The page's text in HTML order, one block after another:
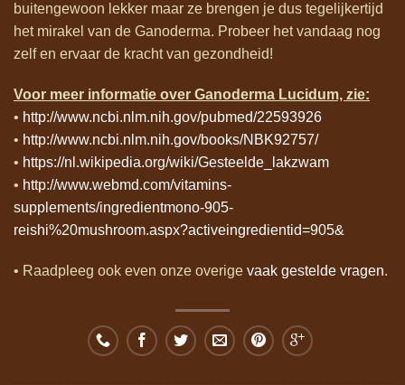
buitengewoon lekker maar ze brengen je dus tegelijkertijd
het mirakel van de Ganoderma. Probeer het vandaag nog
zelf en ervaar de kracht van gezondheid!
Voor meer informatie over Ganoderma Lucidum, zie:
• http://www.ncbi.nlm.nih.gov/pubmed/22593926
• http://www.ncbi.nlm.nih.gov/books/NBK92757/
• https://nl.wikipedia.org/wiki/Gesteelde_lakzwam
• http://www.webmd.com/vitamins-
supplements/ingredientmono-905-
reishi%20mushroom.aspx?activeingredientid=905&
• Raadpleeg ook even onze overige vaak gestelde vragen.